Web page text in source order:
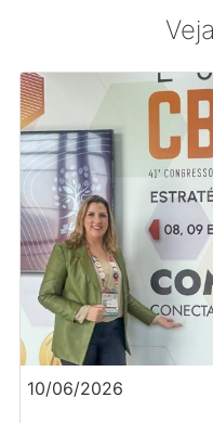
10/06/2026